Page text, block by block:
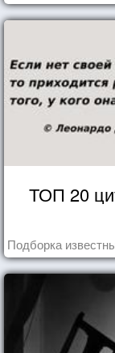
ТОП 20
Подборка